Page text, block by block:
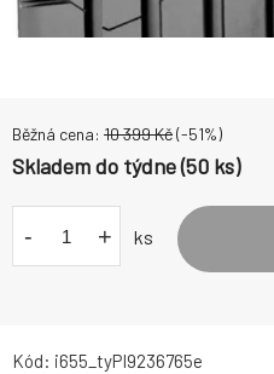
Běžná cena: 10 399Kč(-51%)
Skladem do týdne (50 ks)
- + ks
Kód: i655_tyPI9236765e